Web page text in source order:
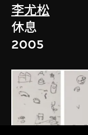
李尤松
休息
2005